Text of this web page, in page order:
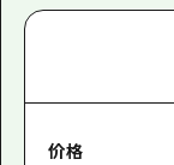
价格